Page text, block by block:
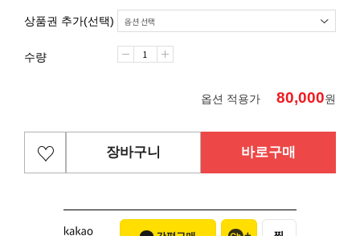
상품권 추가(선택)
수량
옵션 적용가 80,000원
장바구니 바로구매